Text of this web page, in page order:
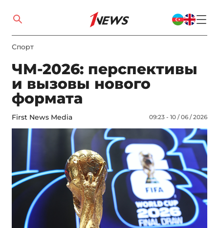
Спорт
ЧМ-2026: перспективы
и вызовы нового
формата
First News Media 09:23 - 10 / 06 / 2026